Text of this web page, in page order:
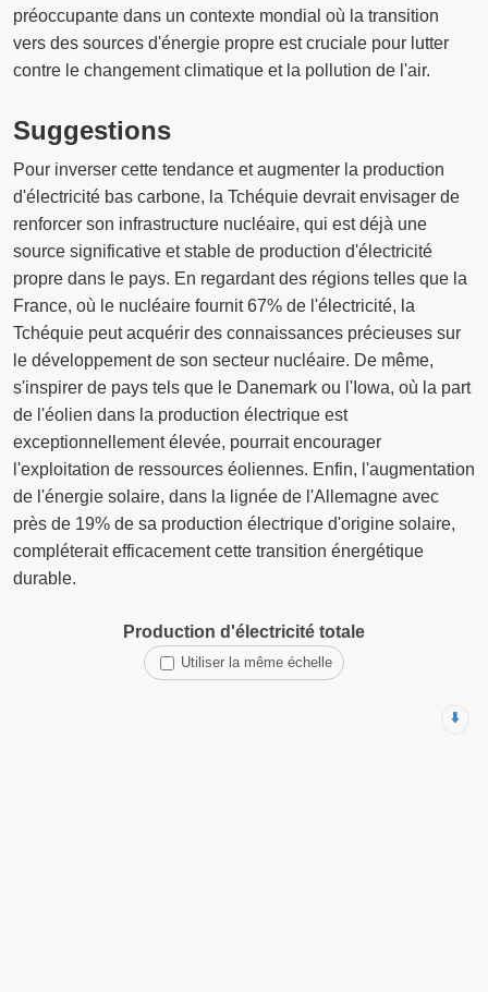
préoccupante dans un contexte mondial où la transition
vers des sources d'énergie propre est cruciale pour lutter
contre le changement climatique et la pollution de l'air.
Suggestions
Pour inverser cette tendance et augmenter la production
d'électricité bas carbone, la Tchéquie devrait envisager de
renforcer son infrastructure nucléaire, qui est déjà une
source significative et stable de production d'électricité
propre dans le pays. En regardant des régions telles que la
France, où le nucléaire fournit 67% de l'électricité, la
Tchéquie peut acquérir des connaissances précieuses sur
le développement de son secteur nucléaire. De même,
s'inspirer de pays tels que le Danemark ou l'Iowa, où la part
de l'éolien dans la production électrique est
exceptionnellement élevée, pourrait encourager
l'exploitation de ressources éoliennes. Enfin, l'augmentation
de l'énergie solaire, dans la lignée de l'Allemagne avec
près de 19% de sa production électrique d'origine solaire,
compléterait efficacement cette transition énergétique
durable.
Production d'électricité totale
Utiliser la même échelle
⬇️